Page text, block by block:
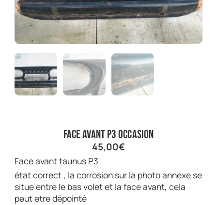
face avant P3 occasion
45,00€
face avant taunus P3
état correct , la corrosion sur la photo annexe se
situe entre le bas volet et la face avant, cela
peut etre dépointé